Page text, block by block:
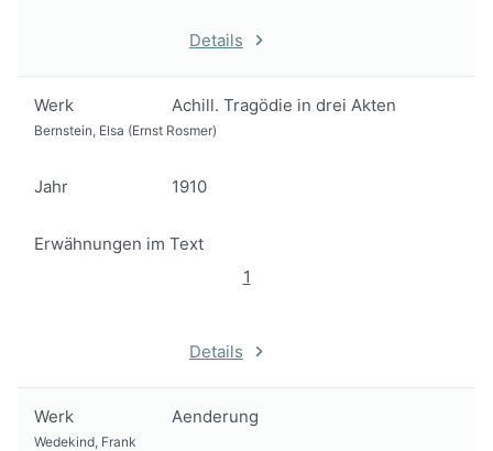
Details
Werk Achill. Tragödie in drei Akten
Bernstein, Elsa (Ernst Rosmer)
Jahr 1910
Erwähnungen im Text
1
Details
Werk Aenderung
Wedekind, Frank